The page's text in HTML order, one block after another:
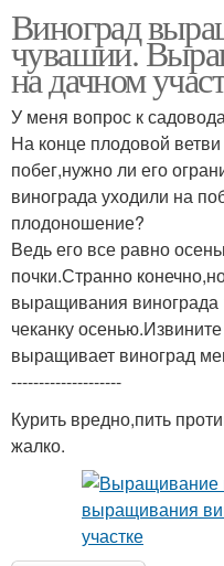
Виноград
чувашии.
на дачном
У меня вопрос к
На конце плодовой
побег,нужно ли его
винограда уходили на
плодоношение?
Ведь его все равно
почки.Странно
выращивания винограда
чеканку
выращивает виноград
--------------------
Курить вредно,пить
жалко.